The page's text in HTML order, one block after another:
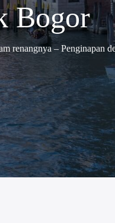
Bogor
renangnya – Penginapan